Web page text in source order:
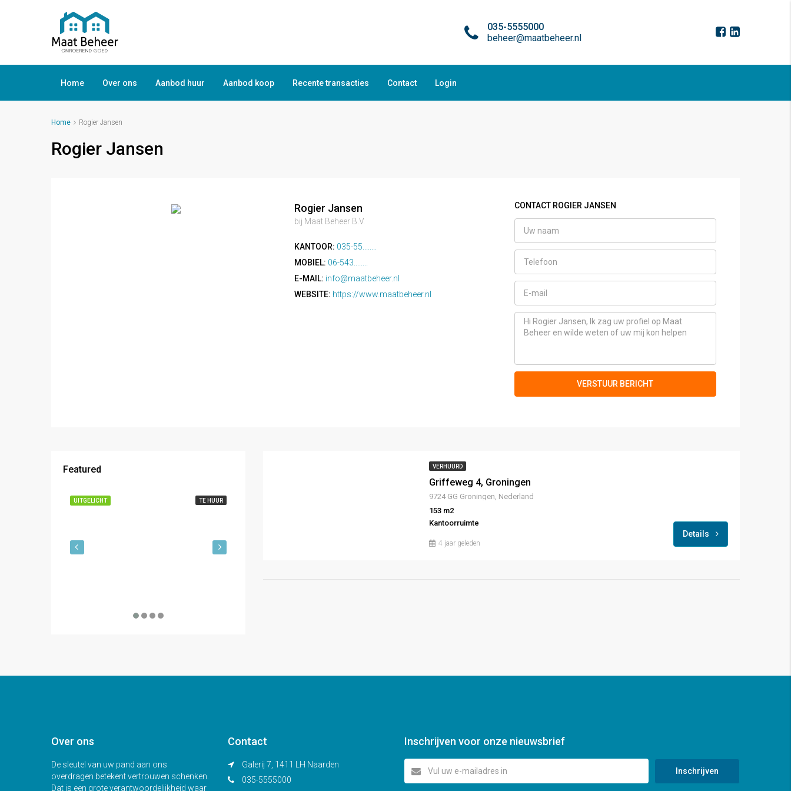
035-5555000
beheer@maatbeheer.nl
Home Over ons Aanbod huur Aanbod koop Recente transacties Contact Login
Home Rogier Jansen
Rogier Jansen
Rogier Jansen
bij Maat Beheer B.V.
KANTOOR: 035-55........
MOBIEL: 06-543........
E-MAIL: info@maatbeheer.nl
WEBSITE: https://www.maatbeheer.nl
CONTACT ROGIER JANSEN
VERSTUUR BERICHT
VERHUURD
Griffeweg 4, Groningen
9724 GG Groningen, Nederland
153 m2
Kantoorruimte
4 jaar geleden
Details
Featured
UITGELICHT TE HUUR UITGELICHT
Over ons
De sleutel van uw pand aan ons
overdragen betekent vertrouwen schenken.
Dat is een grote verantwoordelijkheid waar
Contact
Galerij 7, 1411 LH Naarden
035-5555000
Inschrijven voor onze nieuwsbrief
Inschrijven